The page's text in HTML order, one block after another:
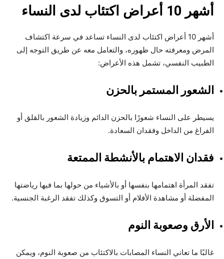
أشهر 10 أعراض اكتئاب لدى النساء
أشهر 10 أعراض اكتئاب لدى النساء تساعد في سرعة اكتشاف
المرض ومعرفته حال ظهوره، والتعامل معه عن طريق التوجه إلى
الطبيب النفسي، تشمل هذه الأعراض:
الشعور المستمر بالحزن
يسيطر على النساء شعورًا بالحزن الدائم وزيادة الشعور بالقلق أو
الفراغ من الداخل وفقدان السعادة.
فقدان الاهتمام بالأنشطة الممتعة
تفقد المرأة اهتمامها بنفسها أو بالأشياء من حولها بما فيها رياضتها
المفضلة أو مشاهدة الأفلام أو التسوق وكذلك تفقد الرغبة الجنسية.
الأرق وصعوبة النوم
غالبًا ما تعاني النساء المصابات بالاكتئاب من صعوبة النوم، ويمكن